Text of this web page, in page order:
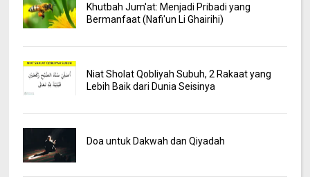
Khutbah Jum'at: Menjadi Pribadi yang
Bermanfaat (Nafi'un Li Ghairihi)
Niat Sholat Qobliyah Subuh, 2 Rakaat yang
Lebih Baik dari Dunia Seisinya
Doa untuk Dakwah dan Qiyadah